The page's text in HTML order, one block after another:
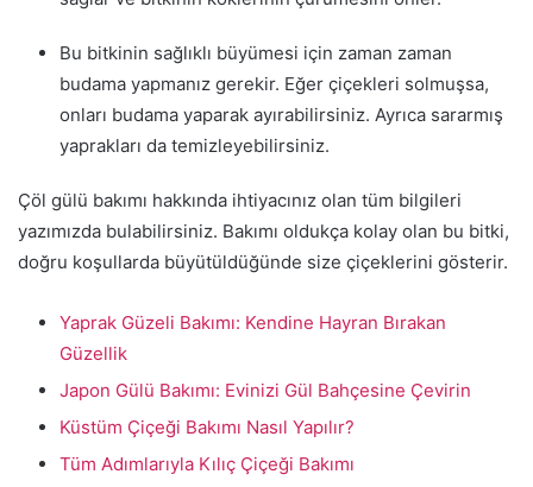
Bu bitkinin sağlıklı büyümesi için zaman zaman
budama yapmanız gerekir. Eğer çiçekleri solmuşsa,
onları budama yaparak ayırabilirsiniz. Ayrıca sararmış
yaprakları da temizleyebilirsiniz.
Çöl gülü bakımı hakkında ihtiyacınız olan tüm bilgileri
yazımızda bulabilirsiniz. Bakımı oldukça kolay olan bu bitki,
doğru koşullarda büyütüldüğünde size çiçeklerini gösterir.
Yaprak Güzeli Bakımı: Kendine Hayran Bırakan
Güzellik
Japon Gülü Bakımı: Evinizi Gül Bahçesine Çevirin
Küstüm Çiçeği Bakımı Nasıl Yapılır?
Tüm Adımlarıyla Kılıç Çiçeği Bakımı